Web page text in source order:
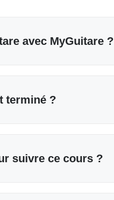
avec MyGuitare ?
terminé ?
suivre ce cours ?